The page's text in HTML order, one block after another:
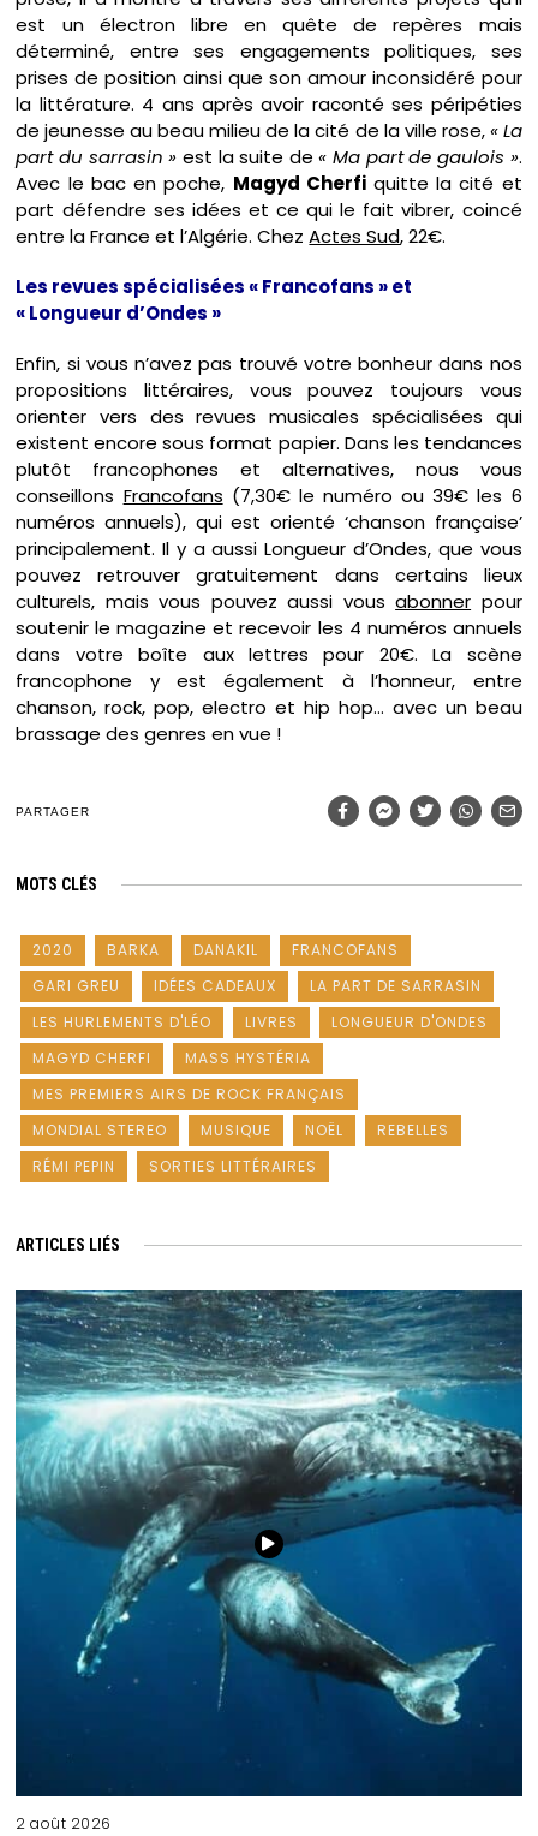
est un électron libre en quête de repères mais
déterminé, entre ses engagements politiques, ses
prises de position ainsi que son amour inconsidéré pour
la littérature. 4 ans après avoir raconté ses péripéties
de jeunesse au beau milieu de la cité de la ville rose,« La
part du sarrasin » est la suite de « Ma part de gaulois ».
Avec le bac en poche, Magyd Cherfiquitte la cité et
part défendre ses idées et ce qui le fait vibrer, coincé
entre la France et l’Algérie. ChezActes Sud, 22€.
Les revues spécialisées « Francofans » et
« Longueur d’Ondes »
Enfin, si vous n’avez pas trouvé votre bonheur dans nos
propositions littéraires, vous pouvez toujours vous
orienter vers des revues musicales spécialisées qui
existent encore sous format papier. Dans les tendances
plutôt francophones et alternatives, nous vous
conseillons Francofans (7,30€ le numéro ou 39€ les 6
numéros annuels), qui est orienté ‘chanson française’
principalement. Il y a aussi Longueur d’Ondes, que vous
pouvez retrouver gratuitement dans certains lieux
culturels, mais vous pouvez aussi vousabonner pour
soutenir le magazine et recevoir les 4 numéros annuels
dans votre boîte aux lettres pour 20€. La scène
francophone y est également à l’honneur, entre
chanson, rock, pop, electro et hip hop… avec un beau
brassage des genres en vue !
PARTAGER
MOTS CLÉS
2020 BARKA DANAKIL
FRANCOFANS
GARI GREU
IDÉES CADEAUX
LA PART DE SARRASIN
LES HURLEMENTS D'LÉO
LIVRES
LONGUEUR D'ONDES
MAGYD CHERFI
MASS HYSTÉRIA
MES PREMIERS AIRS DE ROCK FRANÇAIS
MONDIAL STEREO
MUSIQUE NOËL
REBELLES
RÉMI PEPIN
SORTIES LITTÉRAIRES
ARTICLES LIÉS
2 août 2026